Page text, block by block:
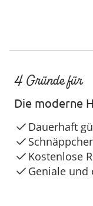
4 Gründe für
Die moderne
Dauerhaft
Kostenlose
Geniale und